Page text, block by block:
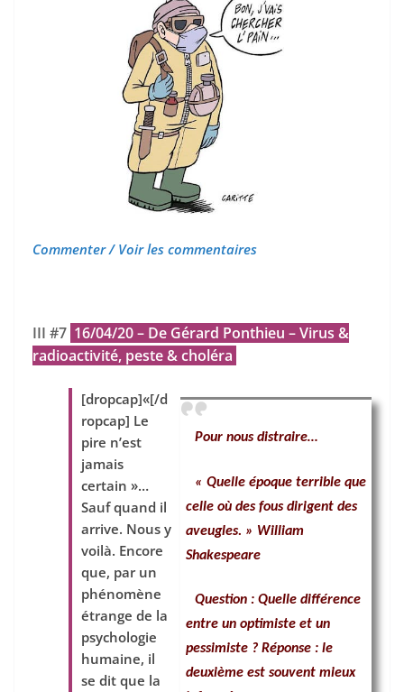
Commenter / Voir les commentaires
III #7 16/04/20 – De Gérard Ponthieu – Virus &
radioactivité, peste & choléra
Pour nous distraire…
« Quelle époque terrible que
celle où des fous dirigent des
aveugles. » William
Shakespeare
Question : Quelle différence
entre un optimiste et un
pessimiste ? Réponse : le
deuxième est souvent mieux
[dropcap]«[/d
ropcap] Le
pire n’est
jamais
certain »…
Sauf quand il
arrive. Nous y
voilà. Encore
que, par un
phénomène
étrange de la
psychologie
humaine, il
se dit que la